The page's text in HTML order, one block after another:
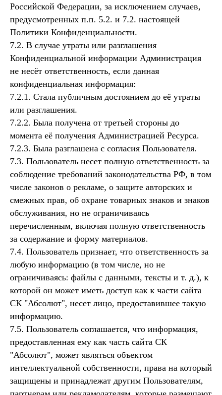
Российской Федерации, за исключением случаев,
предусмотренных п.п. 5.2. и 7.2. настоящей
Политики Конфиденциальности.
7.2. В случае утраты или разглашения
Конфиденциальной информации Администрация
не несёт ответственность, если данная
конфиденциальная информация:
7.2.1. Стала публичным достоянием до её утраты
или разглашения.
7.2.2. Была получена от третьей стороны до
момента её получения Администрацией Ресурса.
7.2.3. Была разглашена с согласия Пользователя.
7.3. Пользователь несет полную ответственность за
соблюдение требований законодательства РФ, в том
числе законов о рекламе, о защите авторских и
смежных прав, об охране товарных знаков и знаков
обслуживания, но не ограничиваясь
перечисленным, включая полную ответственность
за содержание и форму материалов.
7.4. Пользователь признает, что ответственность за
любую информацию (в том числе, но не
ограничиваясь: файлы с данными, тексты и т. д.), к
которой он может иметь доступ как к части сайта
СК "Абсолют", несет лицо, предоставившее такую
информацию.
7.5. Пользователь соглашается, что информация,
предоставленная ему как часть сайта СК
"Абсолют", может являться объектом
интеллектуальной собственности, права на который
защищены и принадлежат другим Пользователям,